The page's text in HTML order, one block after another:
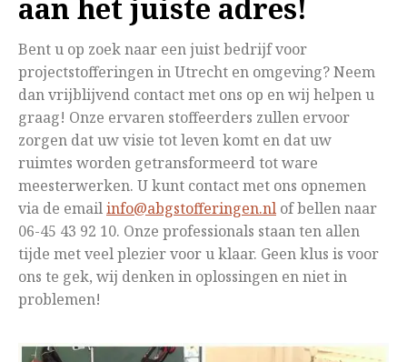
aan het juiste adres!
Bent u op zoek naar een juist bedrijf voor
projectstofferingen in Utrecht en omgeving? Neem
dan vrijblijvend contact met ons op en wij helpen u
graag! Onze ervaren stoffeerders zullen ervoor
zorgen dat uw visie tot leven komt en dat uw
ruimtes worden getransformeerd tot ware
meesterwerken. U kunt contact met ons opnemen
via de emailinfo@abgstofferingen.nl of bellen naar
06-45 43 92 10. Onze professionals staan ten allen
tijde met veel plezier voor u klaar. Geen klus is voor
ons te gek, wij denken in oplossingen en niet in
problemen!